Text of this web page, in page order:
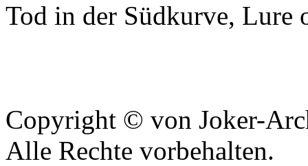
Tod in der Südkurve, Lure
Copyright © von Joker-
Alle Rechte vorbehalten.